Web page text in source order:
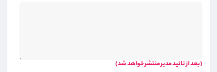
(بعد از تائید مدیر منتشر خواهد شد)